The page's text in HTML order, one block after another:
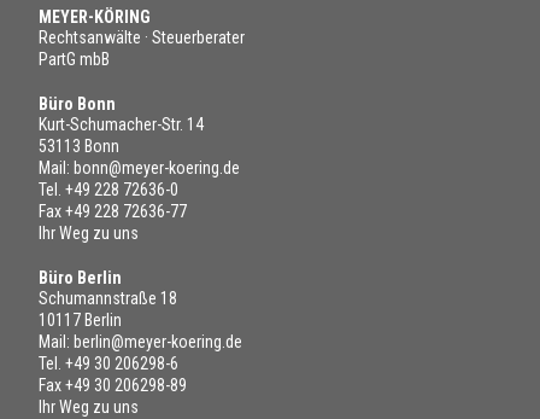
MEYER-KÖRING
Rechtsanwälte · Steuerberater
PartG mbB
Büro Bonn
Kurt-Schumacher-Str. 14
53113 Bonn
Mail: bonn@meyer-koering.de
Tel. +49 228 72636-0
Fax +49 228 72636-77
Ihr Weg zu uns
Büro Berlin
Schumannstraße 18
10117 Berlin
Mail: berlin@meyer-koering.de
Tel. +49 30 206298-6
Fax +49 30 206298-89
Ihr Weg zu uns